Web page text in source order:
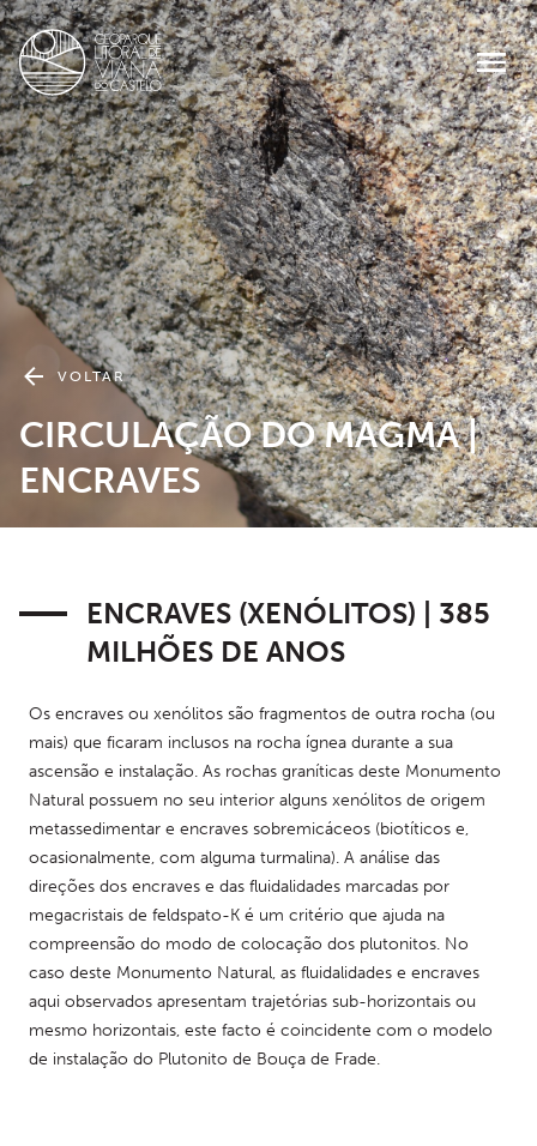
VOLTAR
CIRCULAÇÃO DO MAGMA |
ENCRAVES
ENCRAVES (XENÓLITOS) | 385
MILHÕES DE ANOS
Os encraves ou xenólitos são fragmentos de outra rocha (ou
mais) que ficaram inclusos na rocha ígnea durante a sua
ascensão e instalação. As rochas graníticas deste Monumento
Natural possuem no seu interior alguns xenólitos de origem
metassedimentar e encraves sobremicáceos (biotíticos e,
ocasionalmente, com alguma turmalina). A análise das
direções dos encraves e das fluidalidades marcadas por
megacristais de feldspato-K é um critério que ajuda na
compreensão do modo de colocação dos plutonitos. No
caso deste Monumento Natural, as fluidalidades e encraves
aqui observados apresentam trajetórias sub-horizontais ou
mesmo horizontais, este facto é coincidente com o modelo
de instalação do Plutonito de Bouça de Frade.